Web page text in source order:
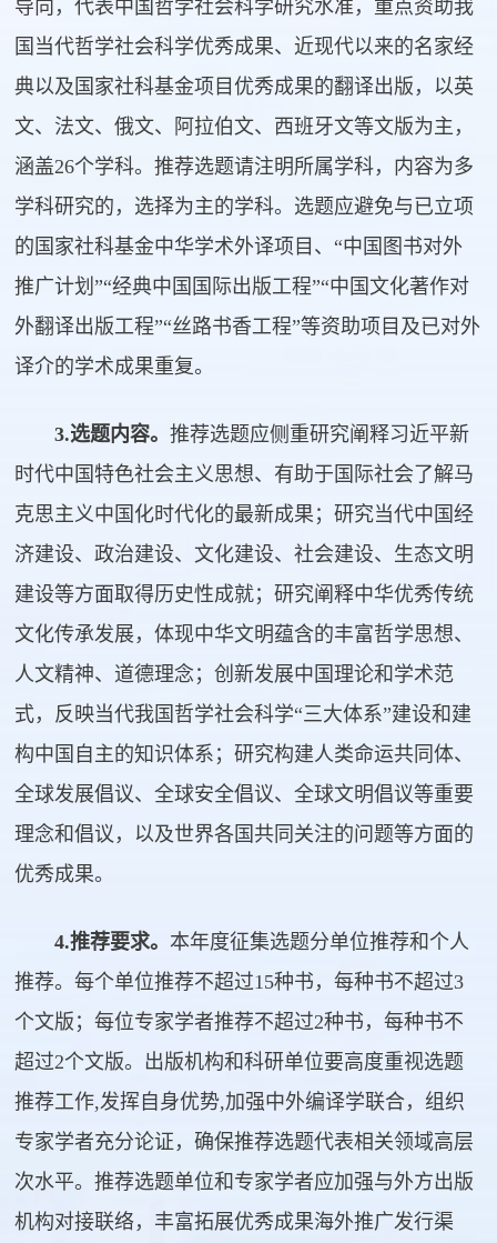
导向，代表中国哲学社会科学研究水准，重点资助我
国当代哲学社会科学优秀成果、近现代以来的名家经
典以及国家社科基金项目优秀成果的翻译出版，以英
文、法文、俄文、阿拉伯文、西班牙文等文版为主，
涵盖26个学科。推荐选题请注明所属学科，内容为多
学科研究的，选择为主的学科。选题应避免与已立项
的国家社科基金中华学术外译项目、“中国图书对外
推广计划”“经典中国国际出版工程”“中国文化著作对
外翻译出版工程”“丝路书香工程”等资助项目及已对外
译介的学术成果重复。
3.选题内容。推荐选题应侧重研究阐释习近平新
时代中国特色社会主义思想、有助于国际社会了解马
克思主义中国化时代化的最新成果；研究当代中国经
济建设、政治建设、文化建设、社会建设、生态文明
建设等方面取得历史性成就；研究阐释中华优秀传统
文化传承发展，体现中华文明蕴含的丰富哲学思想、
人文精神、道德理念；创新发展中国理论和学术范
式，反映当代我国哲学社会科学“三大体系”建设和建
构中国自主的知识体系；研究构建人类命运共同体、
全球发展倡议、全球安全倡议、全球文明倡议等重要
理念和倡议，以及世界各国共同关注的问题等方面的
优秀成果。
4.推荐要求。 本年度征集选题分单位推荐和个人
推荐。每个单位推荐不超过15种书，每种书不超过3
个文版；每位专家学者推荐不超过2种书，每种书不
超过2个文版。出版机构和科研单位要高度重视选题
推荐工作,发挥自身优势,加强中外编译学联合，组织
专家学者充分论证，确保推荐选题代表相关领域高层
次水平。推荐选题单位和专家学者应加强与外方出版
机构对接联络，丰富拓展优秀成果海外推广发行渠